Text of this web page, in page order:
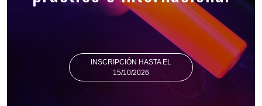
INSCRIPCIÓN HASTA EL
15/10/2026